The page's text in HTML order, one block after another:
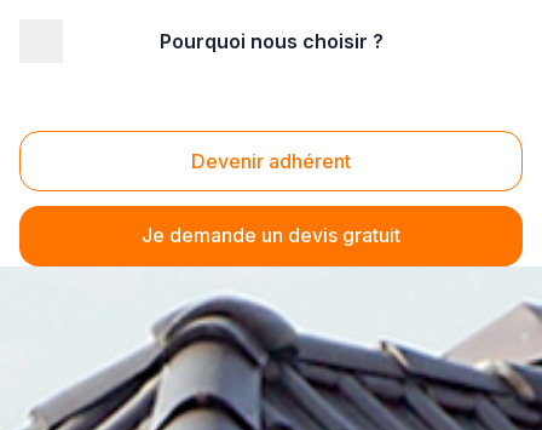
Pourquoi nous choisir ?
Devenir adhérent
Je demande un devis gratuit